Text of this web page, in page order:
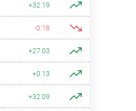
+32.19
-0.18
+27.03
+0.13
+32.09